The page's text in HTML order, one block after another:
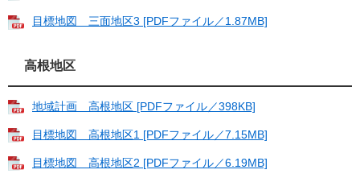
目標地図 三面地区3 [PDFファイル／1.87MB]
高根地区
地域計画 高根地区 [PDFファイル／398KB]
目標地図 高根地区1 [PDFファイル／7.15MB]
目標地図 高根地区2 [PDFファイル／6.19MB]